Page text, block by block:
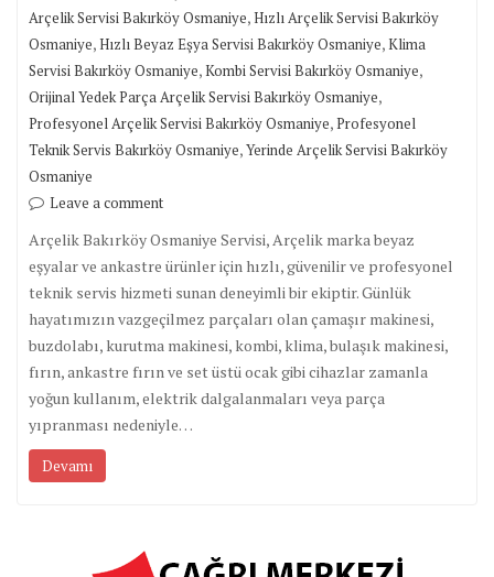
Arçelik Servisi Bakırköy Osmaniye,Hızlı Arçelik Servisi Bakırköy
Osmaniye,Hızlı Beyaz Eşya Servisi Bakırköy Osmaniye,Klima
Servisi Bakırköy Osmaniye,Kombi Servisi Bakırköy Osmaniye,
Orijinal Yedek Parça Arçelik Servisi Bakırköy Osmaniye,
Profesyonel Arçelik Servisi Bakırköy Osmaniye,Profesyonel
Teknik Servis Bakırköy Osmaniye,Yerinde Arçelik Servisi Bakırköy
Osmaniye
Leave a comment
Arçelik Bakırköy Osmaniye Servisi, Arçelik marka beyaz
eşyalar ve ankastre ürünler için hızlı, güvenilir ve profesyonel
teknik servis hizmeti sunan deneyimli bir ekiptir. Günlük
hayatımızın vazgeçilmez parçaları olan çamaşır makinesi,
buzdolabı, kurutma makinesi, kombi, klima, bulaşık makinesi,
fırın, ankastre fırın ve set üstü ocak gibi cihazlar zamanla
yoğun kullanım, elektrik dalgalanmaları veya parça
yıpranması nedeniyle…
Devamı